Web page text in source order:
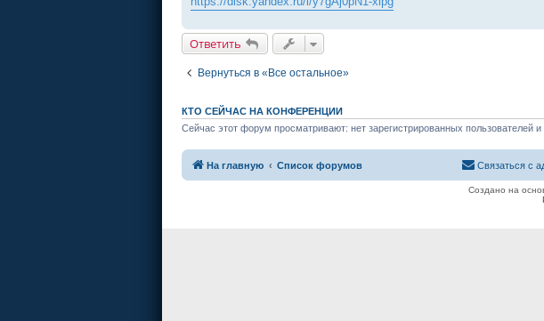
н
е
Ответить
Вернуться в «Все остальное»
КТО СЕЙЧАС НА КОНФЕРЕНЦИИ
Сейчас этот форум просматривают: нет зарегистрированных пользователей и
На главную Список форумов Связаться с
Создано на